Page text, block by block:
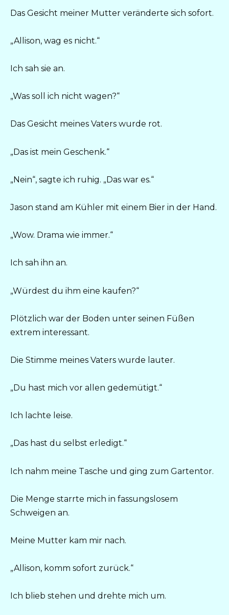
Das Gesicht meiner Mutter veränderte sich sofort.
„Allison, wag es nicht.“
Ich sah sie an.
„Was soll ich nicht wagen?“
Das Gesicht meines Vaters wurde rot.
„Das ist mein Geschenk.“
„Nein“, sagte ich ruhig. „Das war es.“
Jason stand am Kühler mit einem Bier in der Hand.
„Wow. Drama wie immer.“
Ich sah ihn an.
„Würdest du ihm eine kaufen?“
Plötzlich war der Boden unter seinen Füßen
extrem interessant.
Die Stimme meines Vaters wurde lauter.
„Du hast mich vor allen gedemütigt.“
Ich lachte leise.
„Das hast du selbst erledigt.“
Ich nahm meine Tasche und ging zum Gartentor.
Die Menge starrte mich in fassungslosem
Schweigen an.
Meine Mutter kam mir nach.
„Allison, komm sofort zurück.“
Ich blieb stehen und drehte mich um.